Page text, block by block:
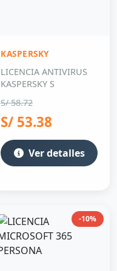
KASPERSKY
LICENCIA ANTIVIRUS
KASPERSKY S
S/ 58.72
S/ 53.38
Ver detalles
-10%